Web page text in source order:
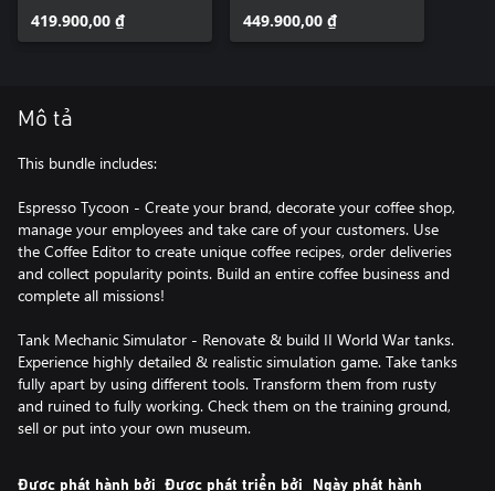
419.900,00 ₫ 449.900,00 ₫
Mô tả
This bundle includes:
Espresso Tycoon - Create your brand, decorate your coffee shop,
manage your employees and take care of your customers. Use
the Coffee Editor to create unique coffee recipes, order deliveries
and collect popularity points. Build an entire coffee business and
complete all missions!
Tank Mechanic Simulator - Renovate & build II World War tanks.
Experience highly detailed & realistic simulation game. Take tanks
fully apart by using different tools. Transform them from rusty
and ruined to fully working. Check them on the training ground,
sell or put into your own museum.
Được phát hành bởi Được phát triển bởi Ngày phát hành